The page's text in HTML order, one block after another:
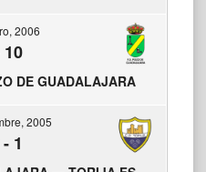
2006
10
DE GUADALAJARA
2005
- 1